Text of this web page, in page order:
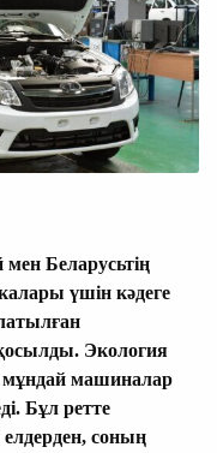
мен Беларусьтің
үшін кәдеге
Экология
мұндай машиналар
Бұл ретте
елдерден, соның